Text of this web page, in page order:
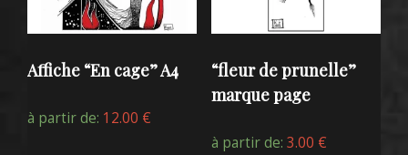
Affiche “En cage” A4
à partir de: 12.00 €
“fleur de prunelle”
marque page
à partir de: 3.00 €